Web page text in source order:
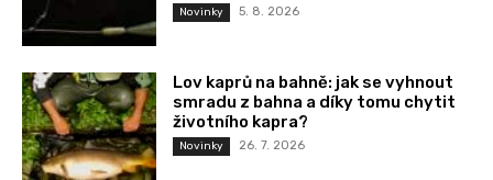
Novinky 5. 8. 2026
Lov kaprů na bahně: jak se vyhnout
smradu z bahna a díky tomu chytit
životního kapra?
Novinky 26. 7. 2026